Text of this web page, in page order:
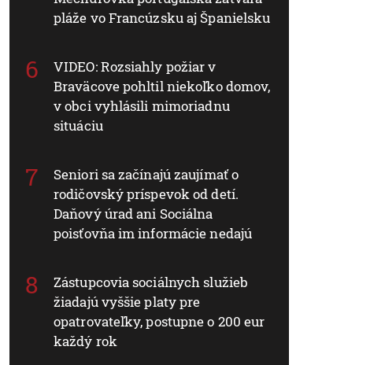
pláže vo Francúzsku aj Španielsku
VIDEO: Rozsiahly požiar v
Braväcove pohltil niekoľko domov,
v obci vyhlásili mimoriadnu
situáciu
Seniori sa začínajú zaujímať o
rodičovský príspevok od detí.
Daňový úrad ani Sociálna
poisťovňa im informácie nedajú
Zástupcovia sociálnych služieb
žiadajú vyššie platy pre
opatrovateľky, postupne o 200 eur
každý rok